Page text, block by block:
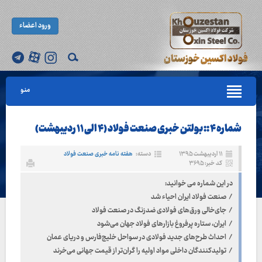
ورود اعضاء
منو
شماره ۴ :: بولتن خبری صنعت فولاد (۴ الی ۱۱ ردیبهشت)
۱۱ اردیبهشت ۱۳۹۵ دسته: هفته نامه خبری صنعت فولاد
کد خبر: ۳۶۹۵
در این شماره می خوانید:
/ صنعت فولاد ایران احیاء شد
/ جای‌خالی ورق‌های فولادی ضدزنگ در صنعت فولاد
/ ایران، ستاره پرفروغ بازارهای فولاد جهان می‌شود
/ احداث طرح‌های جدید فولادی در سواحل خلیج‌فارس و دریای عمان
/ تولیدکنندگان داخلی مواد اولیه را گران‌تر از قیمت جهانی می‌خرند